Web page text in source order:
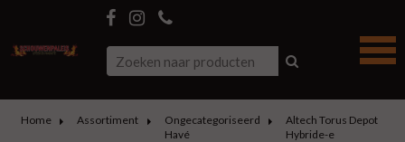
Home Assortiment
Ongecategoriseerd
Havé
Altech Torus Depot
Hybride-e